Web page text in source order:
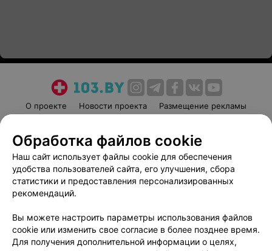
О проекте Новости проекта
Размещение рекламы
Пользовательское соглашение
Способы оплаты
Вакансии
Партнеры
Написать руководителю 103.by
Обработка персональных данных
Обработка файлов cookie
Наш сайт использует файлы cookie для обеспечения
удобства пользователей сайта, его улучшения, сбора
статистики и предоставления персонализированных
рекомендаций.
Вы можете настроить параметры использования файлов
cookie или изменить свое согласие в более позднее время.
Для получения дополнительной информации о целях,